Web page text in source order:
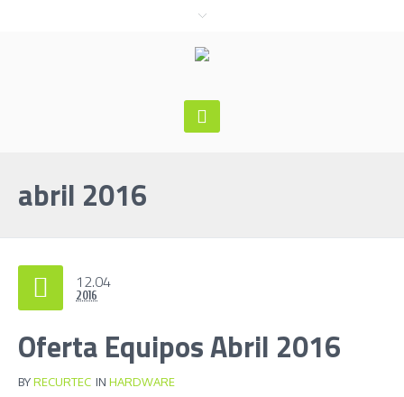
abril 2016
12.04
2016
Oferta Equipos Abril 2016
BYRECURTEC IN HARDWARE